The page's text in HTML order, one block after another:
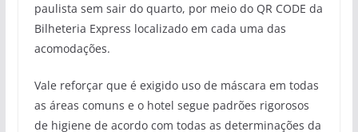
paulista sem sair do quarto, por meio do QR CODE da
Bilheteria Express localizado em cada uma das
acomodações.
Vale reforçar que é exigido uso de máscara em todas
as áreas comuns e o hotel segue padrões rigorosos
de higiene de acordo com todas as determinações da